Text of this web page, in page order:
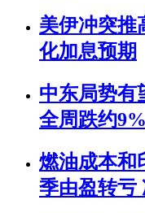
美伊冲突推
化加息预期
中东局势有
全周跌约9%
燃油成本和
季由盈转亏